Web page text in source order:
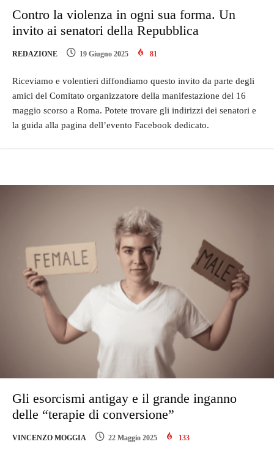
Contro la violenza in ogni sua forma. Un
invito ai senatori della Repubblica
REDAZIONE 19 Giugno 2025 81
Riceviamo e volentieri diffondiamo questo invito da parte degli
amici del Comitato organizzatore della manifestazione del 16
maggio scorso a Roma. Potete trovare gli indirizzi dei senatori e
la guida alla pagina dell’evento Facebook dedicato.
Gli esorcismi antigay e il grande inganno
delle “terapie di conversione”
VINCENZO MOGGIA 22 Maggio 2025 133